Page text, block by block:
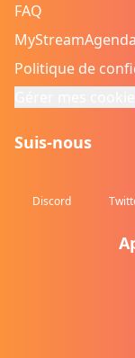
FAQ
Politique de
Suis-nous
Discord